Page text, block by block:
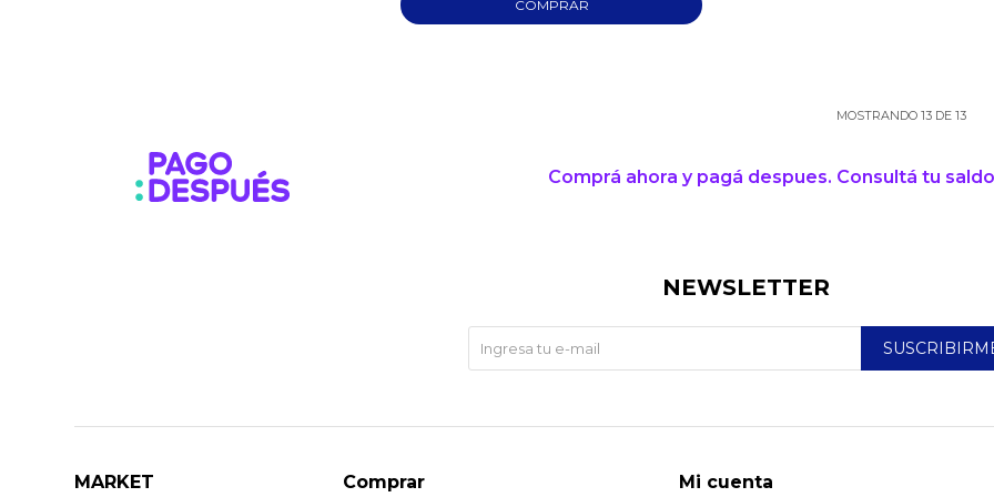
MOSTRANDO13 DE13
Comprá ahora y pagá despues. Consultá tu
MARKET Comprar Mi cuenta
NEWSLETTER